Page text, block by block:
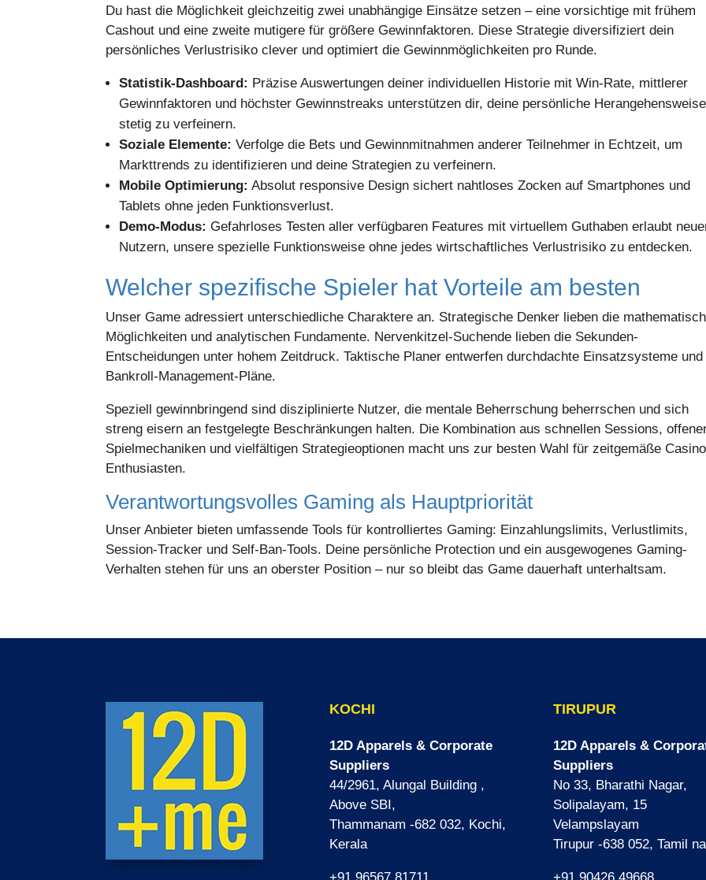
Du hast die Möglichkeit gleichzeitig zwei unabhängige Einsätze setzen – eine vorsichtige mit frühem
Cashout und eine zweite mutigere für größere Gewinnfaktoren. Diese Strategie diversifiziert dein
persönliches Verlustrisiko clever und optimiert die Gewinnmöglichkeiten pro Runde.
Statistik-Dashboard: Präzise Auswertungen deiner individuellen Historie mit Win-Rate, mittlerer
Gewinnfaktoren und höchster Gewinnstreaks unterstützen dir, deine persönliche Herangehensweise
stetig zu verfeinern.
Soziale Elemente: Verfolge die Bets und Gewinnmitnahmen anderer Teilnehmer in Echtzeit, um
Markttrends zu identifizieren und deine Strategien zu verfeinern.
Mobile Optimierung: Absolut responsive Design sichert nahtloses Zocken auf Smartphones und
Tablets ohne jeden Funktionsverlust.
Demo-Modus: Gefahrloses Testen aller verfügbaren Features mit virtuellem Guthaben erlaubt
Nutzern, unsere spezielle Funktionsweise ohne jedes wirtschaftliches Verlustrisiko zu entdecken.
Welcher spezifische Spieler hat Vorteile am besten
Unser Game adressiert unterschiedliche Charaktere an. Strategische Denker lieben die
Möglichkeiten und analytischen Fundamente. Nervenkitzel-Suchende lieben die Sekunden-
Entscheidungen unter hohem Zeitdruck. Taktische Planer entwerfen durchdachte Einsatzsysteme und
Bankroll-Management-Pläne.
Speziell gewinnbringend sind disziplinierte Nutzer, die mentale Beherrschung beherrschen und sich
streng eisern an festgelegte Beschränkungen halten. Die Kombination aus schnellen Sessions,
Spielmechaniken und vielfältigen Strategieoptionen macht uns zur besten Wahl für zeitgemäße
Enthusiasten.
Verantwortungsvolles Gaming als Hauptpriorität
Unser Anbieter bieten umfassende Tools für kontrolliertes Gaming: Einzahlungslimits, Verlustlimits,
Session-Tracker und Self-Ban-Tools. Deine persönliche Protection und ein ausgewogenes Gaming-
Verhalten stehen für uns an oberster Position – nur so bleibt das Game dauerhaft unterhaltsam.
KOCHI
12D Apparels & Corporate
Suppliers
44/2961, Alungal Building ,
Above SBI,
Thammanam -682 032, Kochi,
Kerala
+91 96567 81711
TIRUPUR
12D Apparels &
Suppliers
No 33, Bharathi Nagar,
Solipalayam, 15
Velampslayam
Tirupur -638 052, Tamil
+91 90426 49668